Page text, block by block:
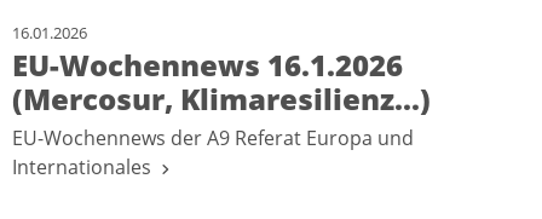
16.01.2026
EU-Wochennews 16.1.2026
(Mercosur, Klimaresilienz...)
EU-Wochennews der A9 Referat Europa und
Internationales